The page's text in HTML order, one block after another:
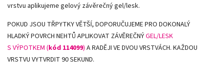
vrstvu aplikujeme gelový závěrečný gel/lesk.
POKUD JSOU TŘPYTKY VĚTŠÍ, DOPORUČUJEME PRO DOKONALÝ
HLADKÝ POVRCH NEHTŮ APLIKOVAT ZÁVĚREČNÝGEL/LESK
S VÝPOTKEM (kód 114099) A RADĚJI VE DVOU VRSTVÁCH. KAŽDOU
VRSTVU VYTVRDIT 90 SEKUND.